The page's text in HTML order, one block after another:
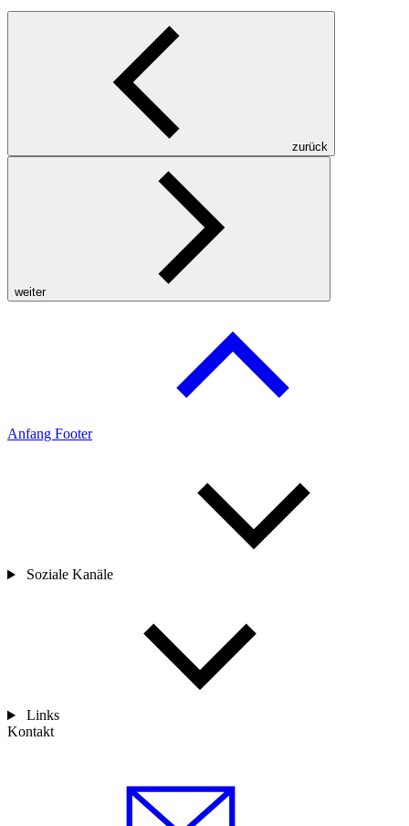
zurück
weiter
Anfang Footer
Soziale Kanäle
Links
Kontakt